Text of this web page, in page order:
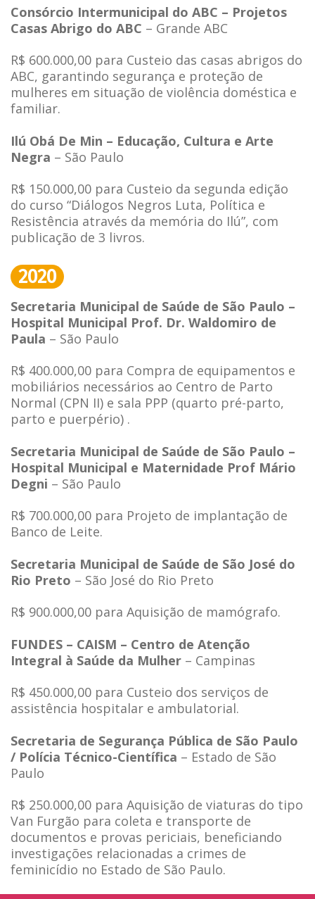
Consórcio Intermunicipal do ABC – Projetos
Casas Abrigo do ABC – Grande ABC
R$ 600.000,00 para Custeio das casas abrigos do
ABC, garantindo segurança e proteção de
mulheres em situação de violência doméstica e
familiar.
Ilú Obá De Min – Educação, Cultura e Arte
Negra – São Paulo
R$ 150.000,00 para Custeio da segunda edição
do curso “Diálogos Negros Luta, Política e
Resistência através da memória do Ilú”, com
publicação de 3 livros.
2020
Secretaria Municipal de Saúde de São Paulo –
Hospital Municipal Prof. Dr. Waldomiro de
Paula – São Paulo
R$ 400.000,00 para Compra de equipamentos e
mobiliários necessários ao Centro de Parto
Normal (CPN II) e sala PPP (quarto pré-parto,
parto e puerpério) .
Secretaria Municipal de Saúde de São Paulo –
Hospital Municipal e Maternidade Prof Mário
Degni – São Paulo
R$ 700.000,00 para Projeto de implantação de
Banco de Leite.
Secretaria Municipal de Saúde de São José do
Rio Preto – São José do Rio Preto
R$ 900.000,00 para Aquisição de mamógrafo.
FUNDES – CAISM – Centro de Atenção
Integral à Saúde da Mulher – Campinas
R$ 450.000,00 para Custeio dos serviços de
assistência hospitalar e ambulatorial.
Secretaria de Segurança Pública de São Paulo
/ Polícia Técnico-Científica – Estado de São
Paulo
R$ 250.000,00 para Aquisição de viaturas do tipo
Van Furgão para coleta e transporte de
documentos e provas periciais, beneficiando
investigações relacionadas a crimes de
feminicídio no Estado de São Paulo.